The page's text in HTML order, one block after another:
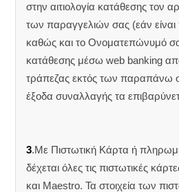
στην αιτιολογία κατάθεσης τον
των παραγγελιών σας (εάν
καθώς και το Ονοματεπώνυμό
κατάθεσης μέσω web banking
τράπεζας εκτός των παραπάνω
έξοδα συναλλαγής τα
3.Με Πιστωτική Κάρτα ή
δέχεται όλες τις πιστωτικές
και Maestro. Τα στοιχεία των